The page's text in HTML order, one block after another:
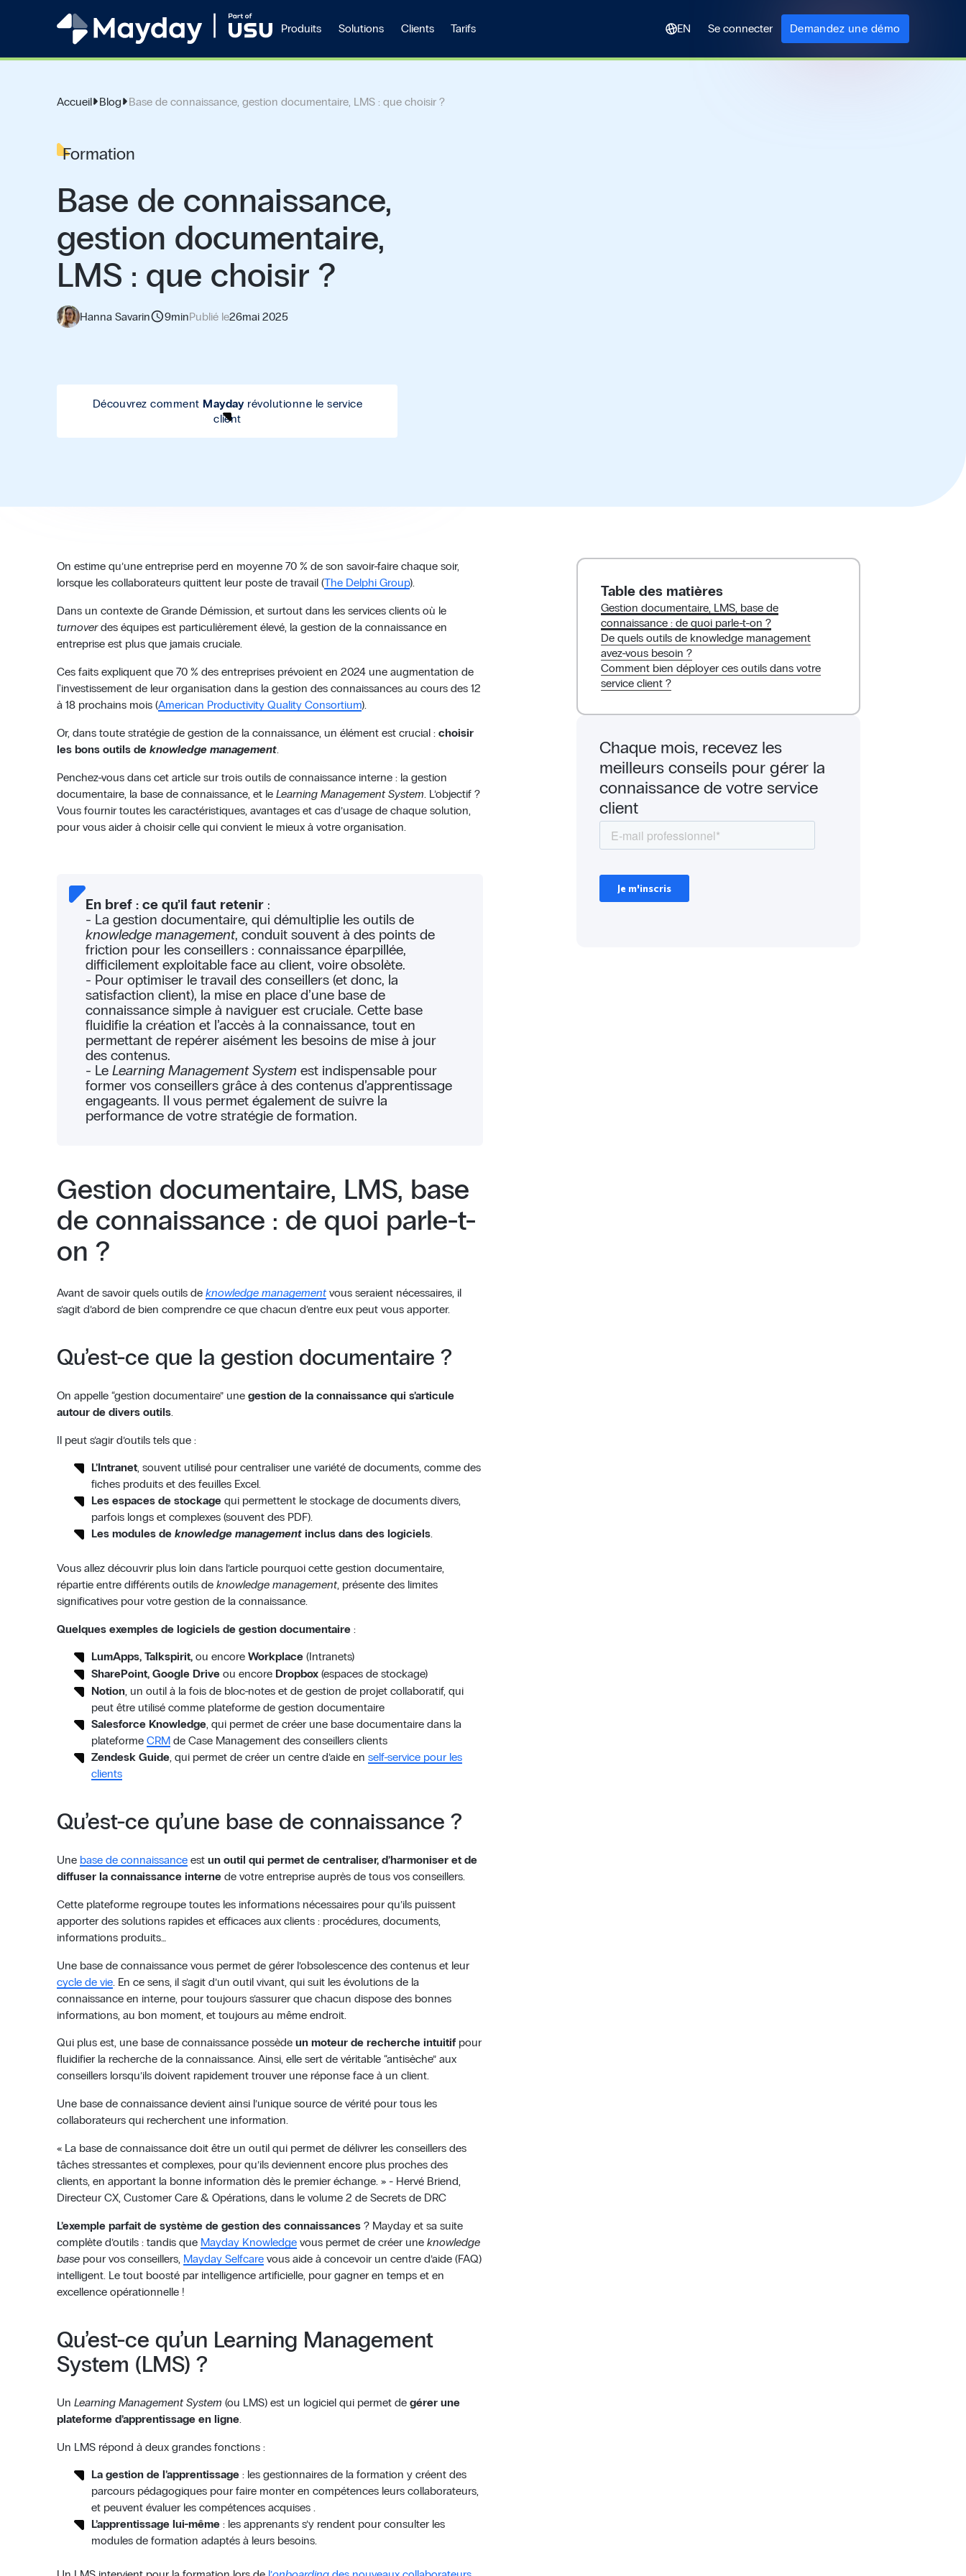
Produits Solutions Clients Tarifs EN Se connecter Demandez une démo
Accueil Blog Base de connaissance, gestion documentaire, LMS : que choisir ?
Formation
Base de connaissance,
gestion documentaire,
LMS : que choisir ?
Hanna Savarinschedule9minPublié le26mai 2025
Découvrez comment Maydayrévolutionne le service
client
On estime qu’une entreprise perd en moyenne 70 % de son savoir-faire chaque soir,
lorsque les collaborateurs quittent leur poste de travail (The Delphi Group).
Dans un contexte de Grande Démission, et surtout dans les services clients où le
turnoverdes équipes est particulièrement élevé, la gestion de la connaissance en
entreprise est plus que jamais cruciale.
Ces faits expliquent que 70 % des entreprises prévoient en 2024 une augmentation de
l'investissement de leur organisation dans la gestion des connaissances au cours des 12
à 18 prochains mois (American Productivity Quality Consortium).
Or, dans toute stratégie de gestion de la connaissance, un élément est crucial : choisir
les bons outils deknowledge management.
Penchez-vous dans cet article sur trois outils de connaissance interne : la gestion
documentaire, la base de connaissance, et leLearning Management System . L’objectif ?
Vous fournir toutes les caractéristiques, avantages et cas d’usage de chaque solution,
pour vous aider à choisir celle qui convient le mieux à votre organisation.
En bref : ce qu’il faut retenir:
- La gestion documentaire, qui démultiplie les outils de
knowledge management, conduit souvent à des points de
friction pour les conseillers : connaissance éparpillée,
difficilement exploitable face au client, voire obsolète.
- Pour optimiser le travail des conseillers (et donc, la
satisfaction client), la mise en place d’une base de
connaissance simple à naviguer est cruciale. Cette base
fluidifie la création et l’accès à la connaissance, tout en
permettant de repérer aisément les besoins de mise à jour
des contenus.
- Le Learning Management System est indispensable pour
former vos conseillers grâce à des contenus d’apprentissage
engageants. Il vous permet également de suivre la
performance de votre stratégie de formation.
Gestion documentaire, LMS, base
de connaissance : de quoi parle-t-
on ?
Avant de savoir quels outils deknowledge management vous seraient nécessaires, il
s’agit d’abord de bien comprendre ce que chacun d’entre eux peut vous apporter.
Qu’est-ce que la gestion documentaire ?
On appelle “gestion documentaire” une gestion de la connaissance qui s’articule
autour de divers outils
Il peut s’agir d’outils tels que :
L’Intranet, souvent utilisé pour centraliser une variété de documents, comme des
fiches produits et des feuilles Excel.
Les espaces de stockagequi permettent le stockage de documents divers,
parfois longs et complexes (souvent des PDF).
Les modules de knowledge managementinclus dans des logiciels.
Vous allez découvrir plus loin dans l’article pourquoi cette gestion documentaire,
répartie entre différents outils deknowledge management , présente des limites
significatives pour votre gestion de la connaissance.
Quelques exemples de logiciels de gestion documentaire:
LumApps, Talkspirit, ou encore Workplace (Intranets)
SharePoint, Google Drive ou encoreDropbox(espaces de stockage)
Notion, un outil à la fois de bloc-notes et de gestion de projet collaboratif, qui
peut être utilisé comme plateforme de gestion documentaire
Salesforce Knowledge, qui permet de créer une base documentaire dans la
plateforme CRMde Case Management des conseillers clients
Zendesk Guide, qui permet de créer un centre d’aide en self-service pour les
clients
Qu’est-ce qu’une base de connaissance ?
Une base de connaissance estun outil qui permet de centraliser, d’harmoniser et de
diffuser la connaissance interne de votre entreprise auprès de tous vos conseillers.
Cette plateforme regroupe toutes les informations nécessaires pour qu’ils puissent
apporter des solutions rapides et efficaces aux clients : procédures, documents,
informations produits…
Une base de connaissance vous permet de gérer l’obsolescence des contenus et leur
cycle de vie . En ce sens, il s’agit d’un outil vivant, qui suit les évolutions de la
connaissance en interne, pour toujours s’assurer que chacun dispose des bonnes
informations, au bon moment, et toujours au même endroit.
Qui plus est, une base de connaissance possèdeun moteur de recherche intuitifpour
fluidifier la recherche de la connaissance. Ainsi, elle sert de véritable “antisèche” aux
conseillers lorsqu’ils doivent rapidement trouver une réponse face à un client.
Une base de connaissance devient ainsi l’unique source de vérité pour tous les
collaborateurs qui recherchent une information.
« La base de connaissance doit être un outil qui permet de délivrer les conseillers des
tâches stressantes et complexes, pour qu’ils deviennent encore plus proches des
clients, en apportant la bonne information dès le premier échange. » - Hervé Briend,
Directeur CX, Customer Care & Opérations, dans le volume 2 de Secrets de DRC
L’exemple parfait de système de gestion des connaissances? Mayday et sa suite
complète d’outils : tandis que Mayday Knowledge vous permet de créer uneknowledge
base pour vos conseillers, Mayday Selfcare vous aide à concevoir un centre d’aide (FAQ)
intelligent. Le tout boosté par intelligence artificielle, pour gagner en temps et en
excellence opérationnelle !
Qu’est-ce qu’un Learning Management
System (LMS) ?
UnLearning Management System (ou LMS) est un logiciel qui permet degérer une
plateforme d’apprentissage en ligne.
Un LMS répond à deux grandes fonctions :
La gestion de l’apprentissage : les gestionnaires de la formation y créent des
parcours pédagogiques pour faire monter en compétences leurs collaborateurs,
et peuvent évaluer les compétences acquises .
L’apprentissage lui-même: les apprenants s’y rendent pour consulter les
modules de formation adaptés à leurs besoins.
Table des matières
Gestion documentaire, LMS, base de
connaissance : de quoi parle-t-on ?
De quels outils de knowledge management
avez-vous besoin ?
Comment bien déployer ces outils dans votre
service client ?
Chaque mois, recevez les
meilleurs conseils pour gérer la
connaissance de votre service
client